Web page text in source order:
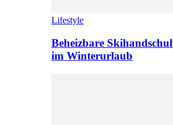
Lifestyle
Beheizbare
im Winterurlaub